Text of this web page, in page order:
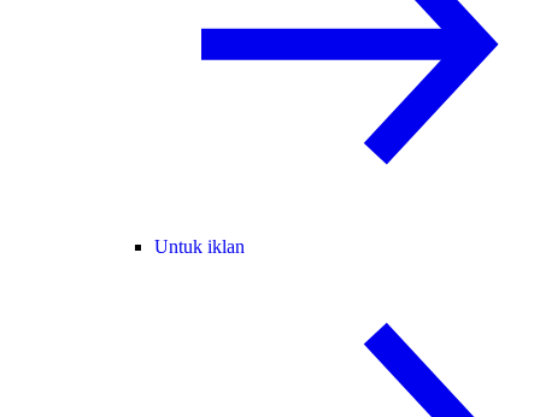
Untuk iklan